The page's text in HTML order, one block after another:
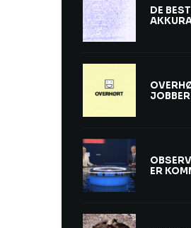
DE
ER